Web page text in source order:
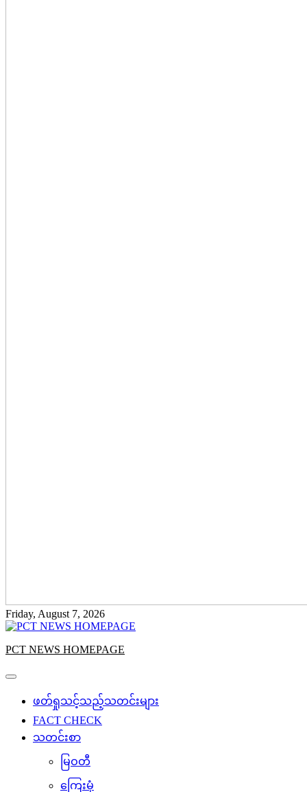
Friday, August 7, 2026
PCT NEWS HOMEPAGE
ဖတ်ရှုသင့်သည့်သတင်းများ
FACT CHECK
သတင်းစာ
မြဝတီ
ကြေးမုံ